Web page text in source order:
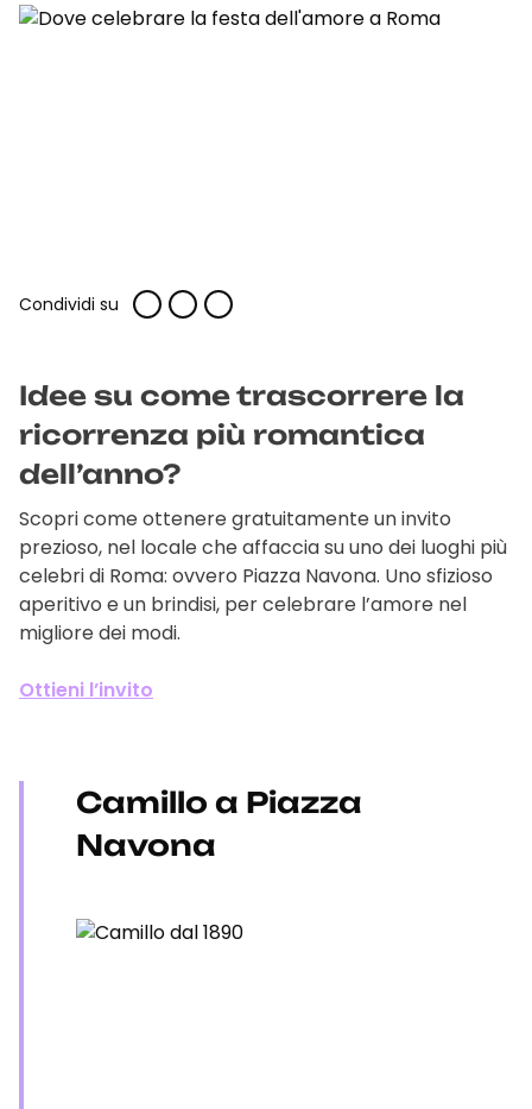
Condividi su
Idee su come trascorrere la
ricorrenza più romantica
dell’anno?
Scopri come ottenere gratuitamente un invito
prezioso, nel locale che affaccia su uno dei luoghi più
celebri di Roma: ovvero Piazza Navona. Uno sfizioso
aperitivo e un brindisi, per celebrare l’amore nel
migliore dei modi.
Ottieni l’invito
Camillo a Piazza
Navona